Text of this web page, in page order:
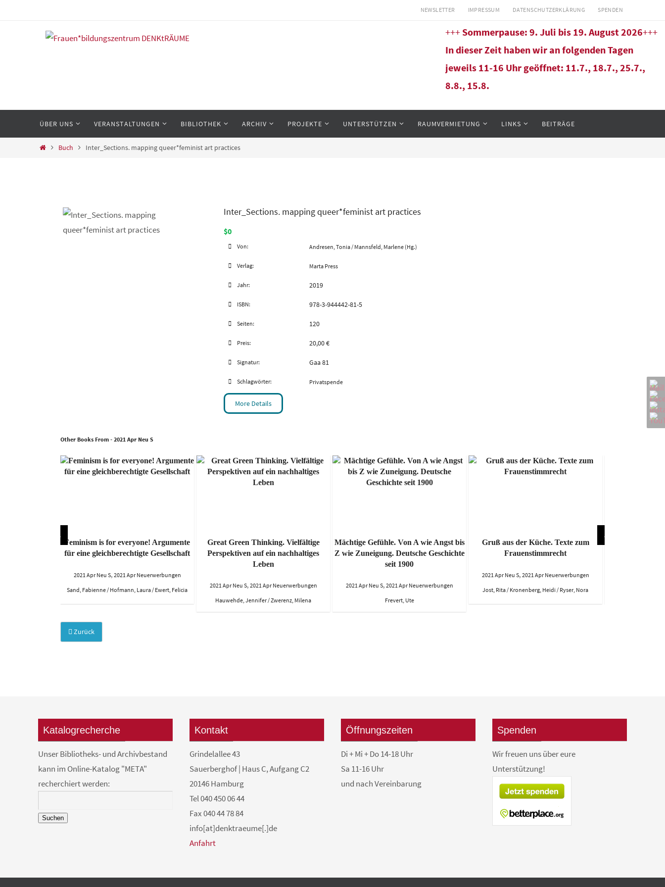
NEWSLETTER IMPRESSUM DATENSCHUTZERKLÄRUNG SPENDEN
+++ Sommerpause: 9. Juli bis 19. August 2026+++
In dieser Zeit haben wir an folgenden Tagen
jeweils 11-16 Uhr geöffnet: 11.7., 18.7., 25.7.,
8.8., 15.8.
springen
ÜBER UNS VERANSTALTUNGEN BIBLIOTHEK ARCHIV PROJEKTE UNTERSTÜTZEN RAUMVERMIETUNG LINKS BEITRÄGE
StartBuch Inter_Sections. mapping queer*feminist art practices
Inter_Sections. mapping queer*feminist art practices
$0
Von: Andresen, Tonia / Mannsfeld, Marlene (Hg.)
Verlag: Marta Press
Jahr: 2019
ISBN: 978-3-944442-81-5
Seiten: 120
Preis: 20,00 €
Signatur: Gaa 81
Schlagwörter: Privatspende
More Details
Other Books From - 2021 Apr Neu S
Feminism is for everyone! Argumente
für eine gleichberechtigte Gesellschaft
2021 Apr Neu S, 2021 Apr Neuerwerbungen
Sand, Fabienne / Hofmann, Laura / Ewert, Felicia
Great Green Thinking. Vielfältige
Perspektiven auf ein nachhaltiges
Leben
2021 Apr Neu S, 2021 Apr Neuerwerbungen
Hauwehde, Jennifer / Zwerenz, Milena
Mächtige Gefühle. Von A wie Angst bis
Z wie Zuneigung. Deutsche Geschichte
seit 1900
2021 Apr Neu S, 2021 Apr Neuerwerbungen
Frevert, Ute
Gruß aus der Küche. Texte zum
Frauenstimmrecht
2021 Apr Neu S, 2021 Apr Neuerwerbungen
Jost, Rita / Kronenberg, Heidi / Ryser, Nora
Zurück
Katalogrecherche
Unser Bibliotheks- und Archivbestand
kann im Online-Katalog "META"
recherchiert werden:
Suchen
Kontakt
Grindelallee 43
Sauerberghof | Haus C, Aufgang C2
20146 Hamburg
Tel 040 450 06 44
Fax 040 44 78 84
info[at]denktraeume[.]de
Anfahrt
Öffnungszeiten
Di + Mi + Do 14-18 Uhr
Sa 11-16 Uhr
und nach Vereinbarung
Spenden
Wir freuen uns über eure
Unterstützung!